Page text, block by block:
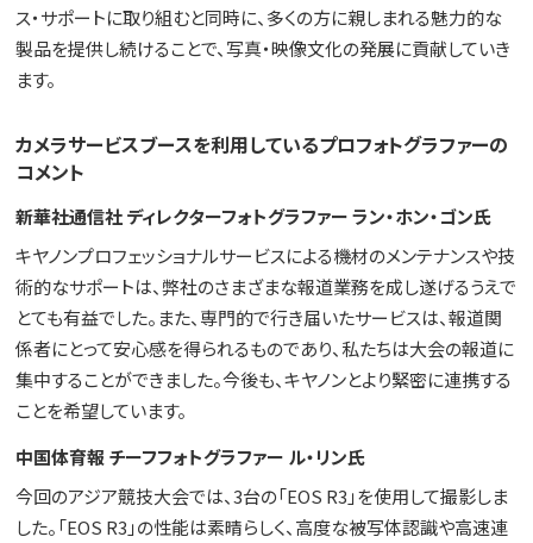
ス・サポートに取り組むと同時に、多くの方に親しまれる魅力的な
製品を提供し続けることで、写真・映像文化の発展に貢献していき
ます。
カメラサービスブースを利用しているプロフォトグラファーの
コメント
新華社通信社 ディレクターフォトグラファー ラン・ホン・ゴン氏
キヤノンプロフェッショナルサービスによる機材のメンテナンスや技
術的なサポートは、弊社のさまざまな報道業務を成し遂げるうえで
とても有益でした。また、専門的で行き届いたサービスは、報道関
係者にとって安心感を得られるものであり、私たちは大会の報道に
集中することができました。今後も、キヤノンとより緊密に連携する
ことを希望しています。
中国体育報 チーフフォトグラファー ル・リン氏
今回のアジア競技大会では、3台の「EOS R3」を使用して撮影しま
した。「EOS R3」の性能は素晴らしく、高度な被写体認識や高速連